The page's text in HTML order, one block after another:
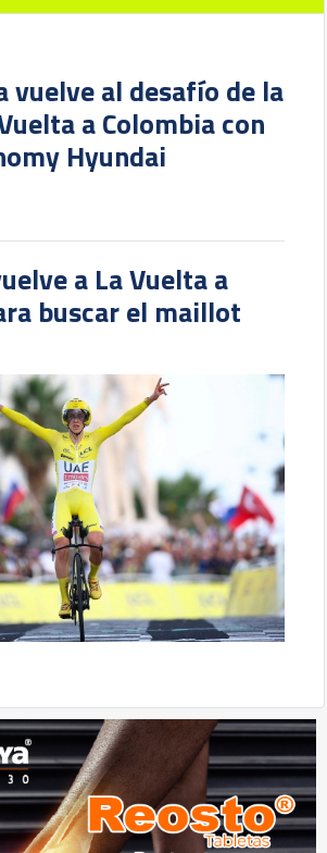
vuelve al desafío de la
a Colombia con
Hyundai
a La Vuelta a
buscar el maillot